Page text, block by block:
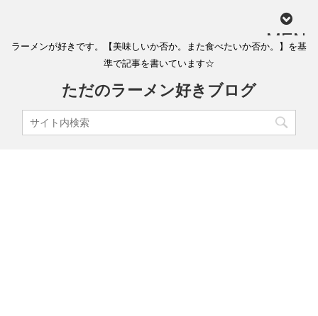
MEN
ラーメンが好きです。【美味しいか否か。また食べたいか否か。】を基
準で記事を書いています☆
ただのラーメン好きブログ